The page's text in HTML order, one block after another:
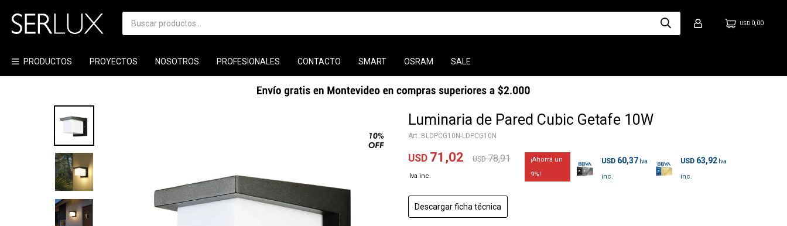
PRODUCTOS PROYECTOS NOSOTROS PROFESIONALES CONTACTO SMART OSRAM SALE
USD 0,00
Luminaria de Pared Cubic Getafe 10W
BLDPCG10N-LDPCG10N
USD 71,02 USD 78,91
9
USD 60,37 USD 63,92
Descargar ficha técnica